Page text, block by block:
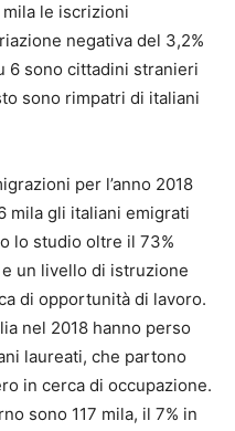
le iscrizioni
negativa del 3,2%
6 sono cittadini stranieri
sono rimpatri di italiani
per l’anno 2018
mila gli italiani emigrati
lo studio oltre il 73%
un livello di istruzione
di opportunità di lavoro.
nel 2018 hanno perso
laureati, che partono
in cerca di occupazione.
sono 117 mila, il 7% in